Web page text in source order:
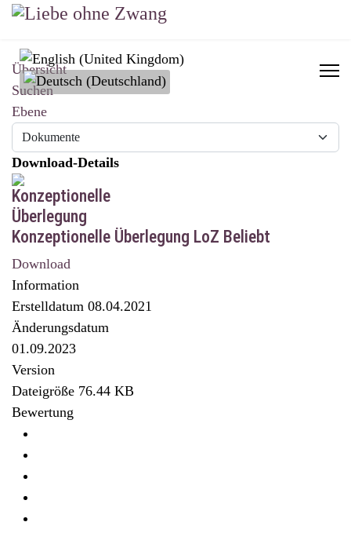
Sprache auswählen
Übersicht
Suchen
Ebene
Download-Details
Konzeptionelle Überlegung LoZ Beliebt
Download
Information
Erstelldatum 08.04.2021
Änderungsdatum
01.09.2023
Version
Dateigröße 76.44 KB
Bewertung